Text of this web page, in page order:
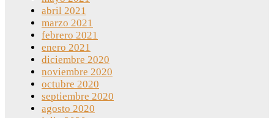
abril 2021
marzo 2021
febrero 2021
enero 2021
diciembre 2020
noviembre 2020
octubre 2020
septiembre 2020
agosto 2020